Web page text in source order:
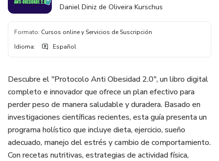
Daniel Diniz de Oliveira Kurschus
Formato: Cursos online y Servicios de Suscripción
Idioma: Español
Descubre el "Protocolo Anti Obesidad 2.0", un libro digital
completo e innovador que ofrece un plan efectivo para
perder peso de manera saludable y duradera. Basado en
investigaciones científicas recientes, esta guía presenta un
programa holístico que incluye dieta, ejercicio, sueño
adecuado, manejo del estrés y cambio de comportamiento.
Con recetas nutritivas, estrategias de actividad física,